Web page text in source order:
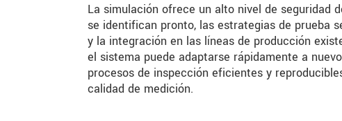
La simulación ofrece un alto nivel de seguridad
se identifican pronto, las estrategias de prueba
y la integración en las líneas de producción
el sistema puede adaptarse rápidamente a
procesos de inspección eficientes y
calidad de medición.